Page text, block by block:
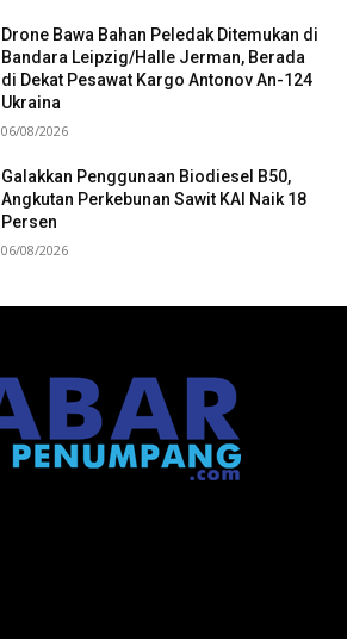
Drone Bawa Bahan Peledak Ditemukan di
Bandara Leipzig/Halle Jerman, Berada
di Dekat Pesawat Kargo Antonov An-124
Ukraina
06/08/2026
Galakkan Penggunaan Biodiesel B50,
Angkutan Perkebunan Sawit KAI Naik 18
Persen
06/08/2026